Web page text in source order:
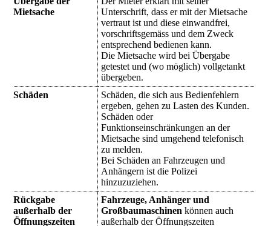
Mietsache
Unterschrift, dass er mit der Mietsache
vertraut ist und diese einwandfrei,
vorschriftsgemäss und dem Zweck
entsprechend bedienen kann.
Die Mietsache wird bei Übergabe
getestet und (wo möglich) vollgetankt
übergeben.
Schäden
Schäden, die sich aus Bedienfehlern
ergeben, gehen zu Lasten des Kunden.
Schäden oder
Funktionseinschränkungen an der
Mietsache sind umgehend telefonisch
zu melden.
Bei Schäden an Fahrzeugen und
Anhängern ist die Polizei
hinzuzuziehen.
Rückgabe
außerhalb der
Öffnungszeiten
Fahrzeuge, Anhänger und
Großbaumaschinen können auch
außerhalb der Öffnungszeiten